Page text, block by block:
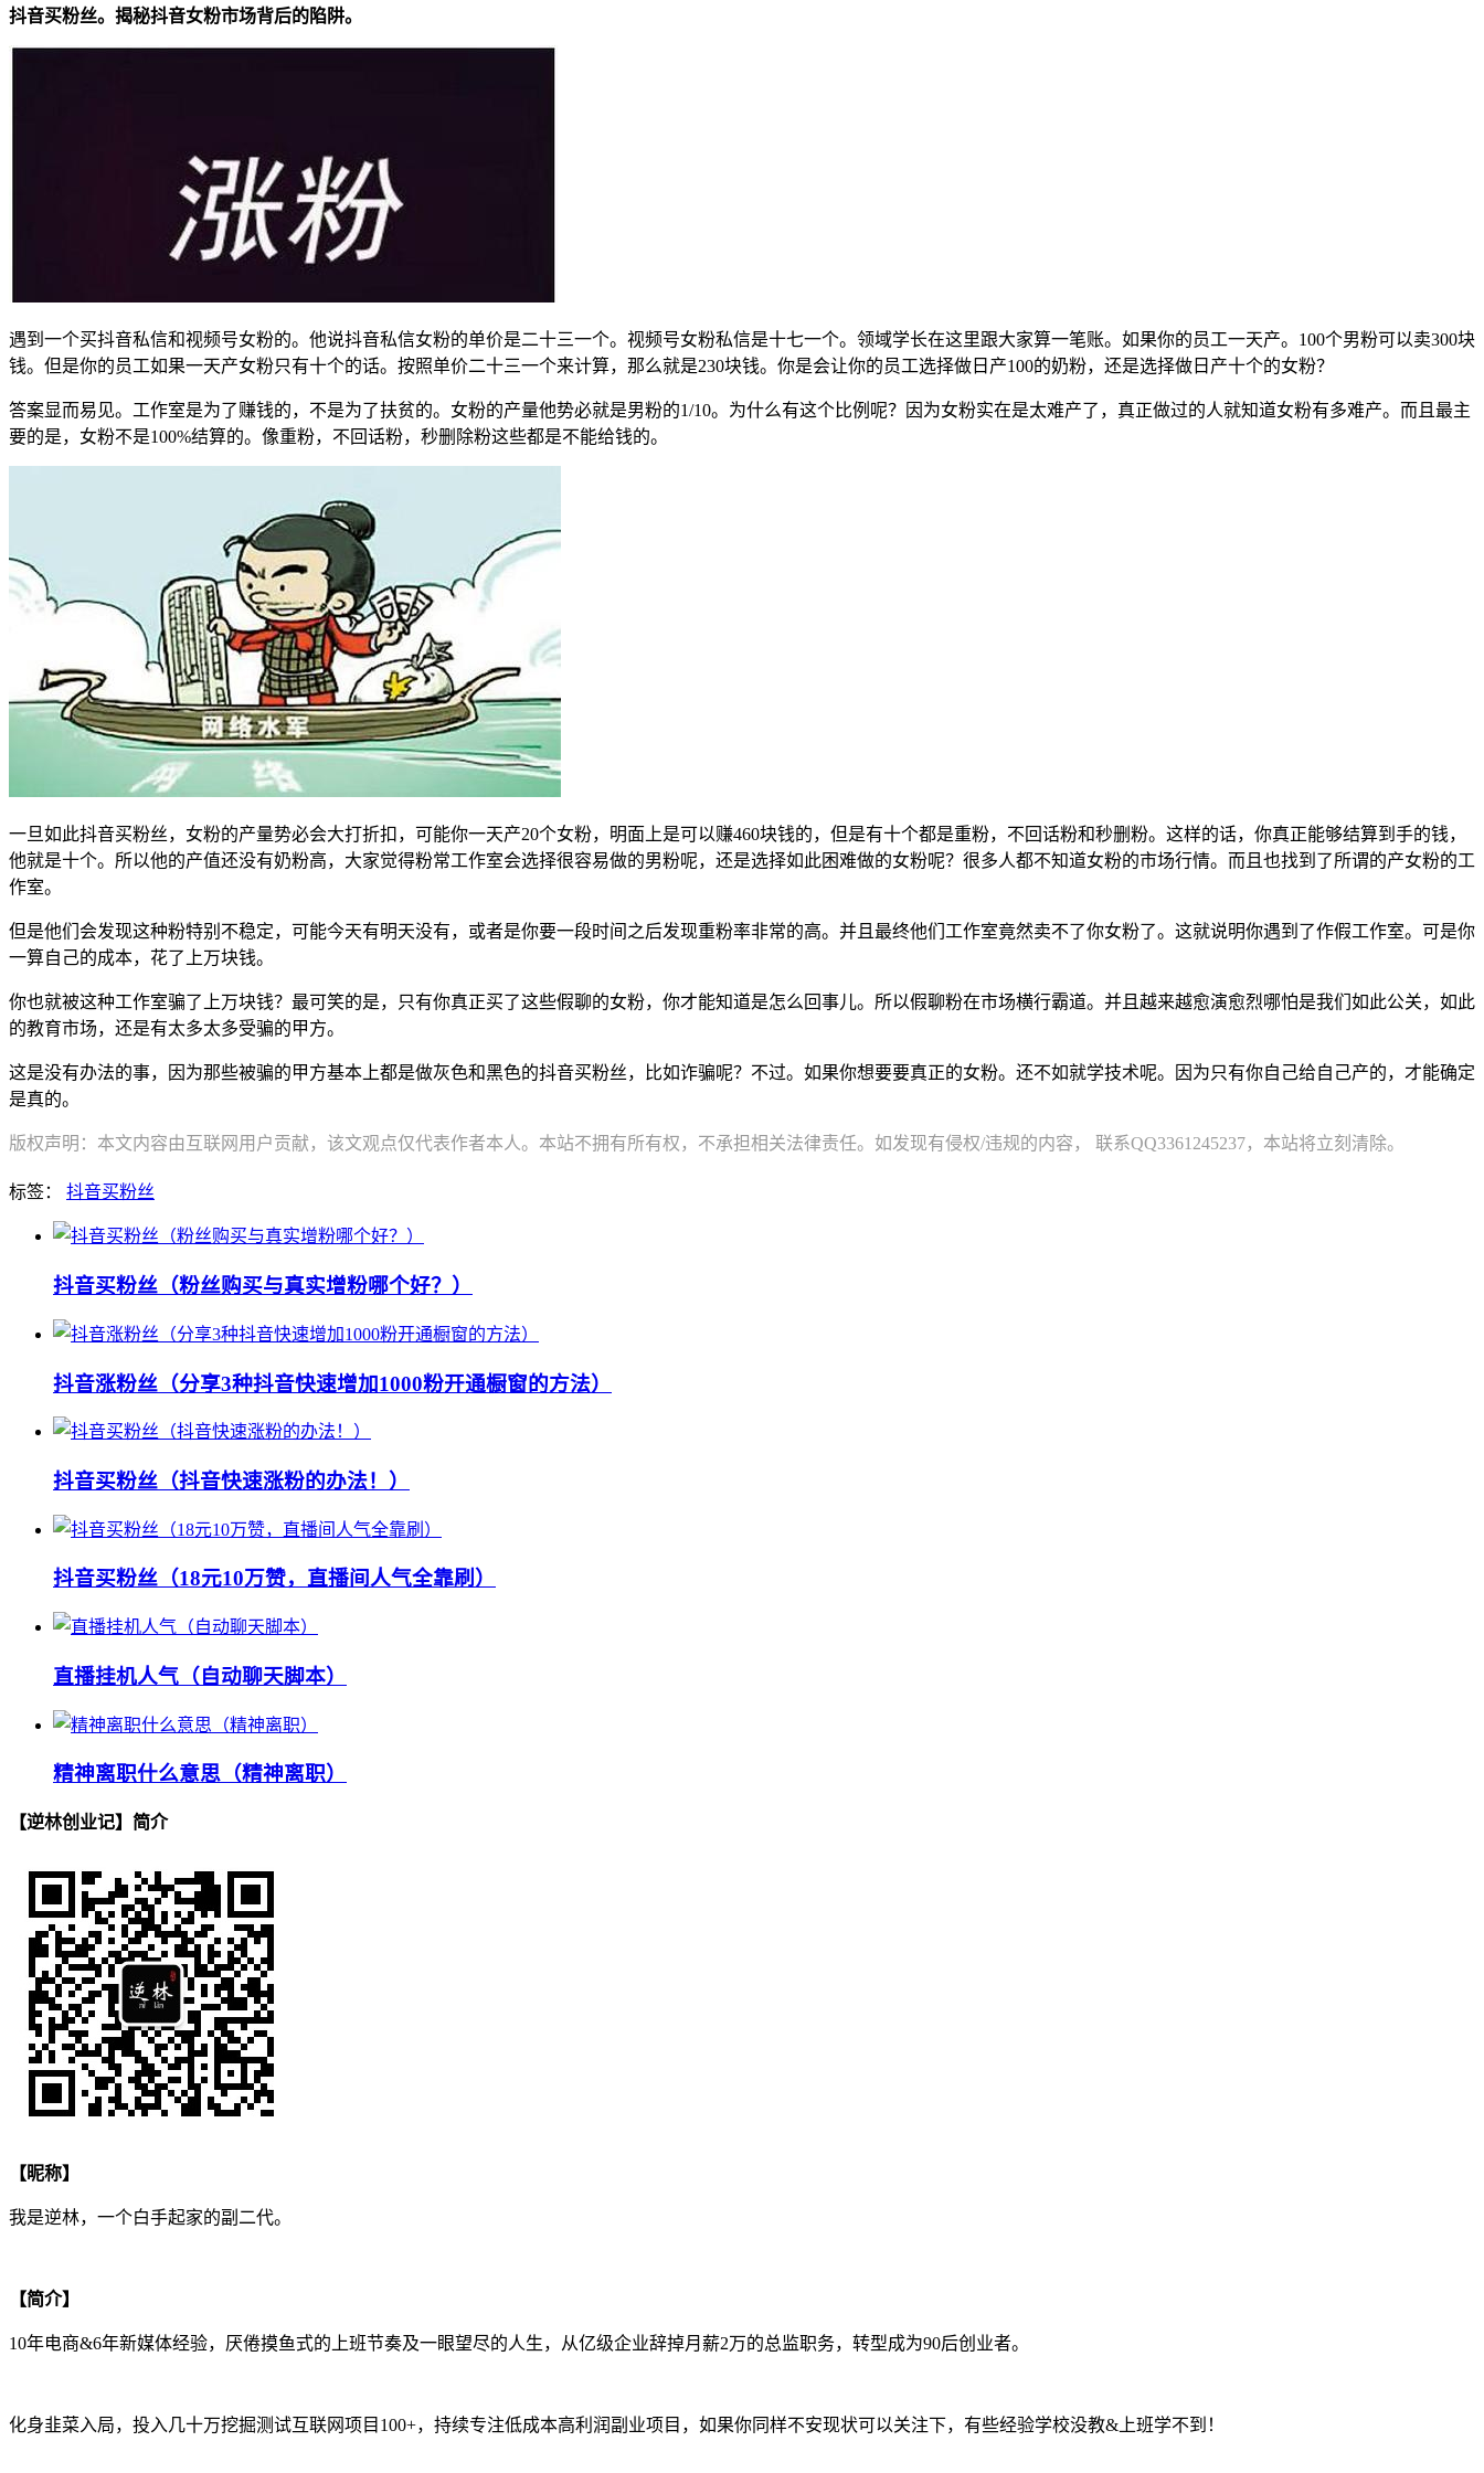
抖音买粉丝。揭秘抖音女粉市场背后的陷阱。
遇到一个买抖音私信和视频号女粉的。他说抖音私信女粉的单价是二十三一个。视频号女粉私信是十七一个。领域学长在这里跟大家算一笔账。如果你的员工一天产。100个男粉可以卖300块
钱。但是你的员工如果一天产女粉只有十个的话。按照单价二十三一个来计算，那么就是230块钱。你是会让你的员工选择做日产100的奶粉，还是选择做日产十个的女粉？
答案显而易见。工作室是为了赚钱的，不是为了扶贫的。女粉的产量他势必就是男粉的1/10。为什么有这个比例呢？因为女粉实在是太难产了，真正做过的人就知道女粉有多难产。而且最主
要的是，女粉不是100%结算的。像重粉，不回话粉，秒删除粉这些都是不能给钱的。
一旦如此抖音买粉丝，女粉的产量势必会大打折扣，可能你一天产20个女粉，明面上是可以赚460块钱的，但是有十个都是重粉，不回话粉和秒删粉。这样的话，你真正能够结算到手的钱，
他就是十个。所以他的产值还没有奶粉高，大家觉得粉常工作室会选择很容易做的男粉呢，还是选择如此困难做的女粉呢？很多人都不知道女粉的市场行情。而且也找到了所谓的产女粉的工
作室。
但是他们会发现这种粉特别不稳定，可能今天有明天没有，或者是你要一段时间之后发现重粉率非常的高。并且最终他们工作室竟然卖不了你女粉了。这就说明你遇到了作假工作室。可是你
一算自己的成本，花了上万块钱。
你也就被这种工作室骗了上万块钱？最可笑的是，只有你真正买了这些假聊的女粉，你才能知道是怎么回事儿。所以假聊粉在市场横行霸道。并且越来越愈演愈烈哪怕是我们如此公关，如此
的教育市场，还是有太多太多受骗的甲方。
这是没有办法的事，因为那些被骗的甲方基本上都是做灰色和黑色的抖音买粉丝，比如诈骗呢？不过。如果你想要要真正的女粉。还不如就学技术呢。因为只有你自己给自己产的，才能确定
是真的。
版权声明：本文内容由互联网用户贡献，该文观点仅代表作者本人。本站不拥有所有权，不承担相关法律责任。如发现有侵权/违规的内容， 联系QQ3361245237，本站将立刻清除。
标签： 抖音买粉丝
抖音买粉丝（粉丝购买与真实增粉哪个好？）
抖音涨粉丝（分享3种抖音快速增加1000粉开通橱窗的方法）
抖音买粉丝（抖音快速涨粉的办法！）
抖音买粉丝（18元10万赞，直播间人气全靠刷）
直播挂机人气（自动聊天脚本）
精神离职什么意思（精神离职）
【逆林创业记】简介
【昵称】
我是逆林，一个白手起家的副二代。
【简介】
10年电商&6年新媒体经验，厌倦摸鱼式的上班节奏及一眼望尽的人生，从亿级企业辞掉月薪2万的总监职务，转型成为90后创业者。
化身韭菜入局，投入几十万挖掘测试互联网项目100+，持续专注低成本高利润副业项目，如果你同样不安现状可以关注下，有些经验学校没教&上班学不到！